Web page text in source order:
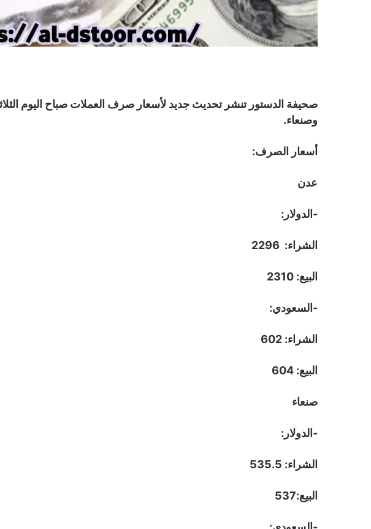
وصنعاء.
أسعار الصرف:
عدن
-الدولار:
الشراء: 2296
البيع: 2310
-السعودي:
الشراء: 602
البيع: 604
صنعاء
-الدولار:
الشراء: 535.5
البيع:537